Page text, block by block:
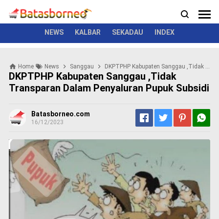
N
e
s
o
l
i
k
i
m
i
n
NEWS KALBAR SEKADAU INDEX
News Kriminal Seremonial
Home News Sanggau DKPTPHP Kabupaten Sanggau ,Tidak Transparan Dalam Penyaluran Pupuk Subsidi
DKPTPHP Kabupaten Sanggau ,Tidak
Transparan Dalam Penyaluran Pupuk Subsidi
Batasborneo.com
16/12/2023